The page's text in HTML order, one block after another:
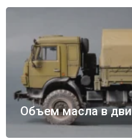
Объем масла в